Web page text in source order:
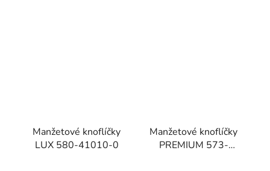
Manžetové knoflíčky
LUX 580-41010-0
Manžetové knoflíčky
PREMIUM 573-